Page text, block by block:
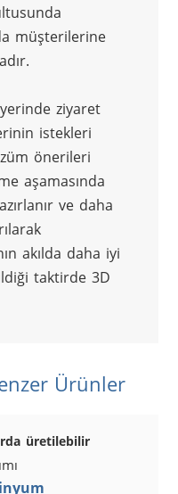
müşterilerine
ziyaret
istekleri
önerileri
aşamasında
ve daha
akılda daha iyi
taktirde 3D
Ürünler
üretilebilir